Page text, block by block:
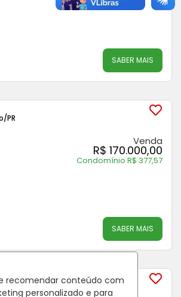
recomendar conteúdo com
personalizado e para
SABER MAIS
/PR
Venda
R$ 170.000,00
Condomínio R$ 377,57
SABER MAIS
Tamandaré/PR